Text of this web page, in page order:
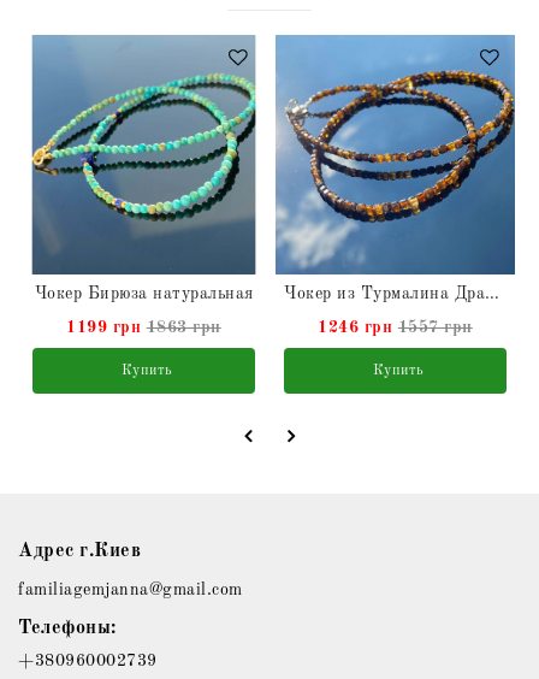
Чокер Бирюза натуральная
1199 грн 1863 грн
Купить
Чокер из Турмалина Дравит натурального
1246 грн 1557 грн
Купить
Адрес г.Киев
familiagemjanna@gmail.com
Телефоны:
+380960002739